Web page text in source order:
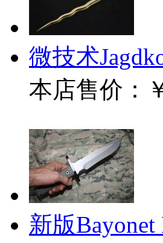
微技术
本店售价：
新版Bayonet